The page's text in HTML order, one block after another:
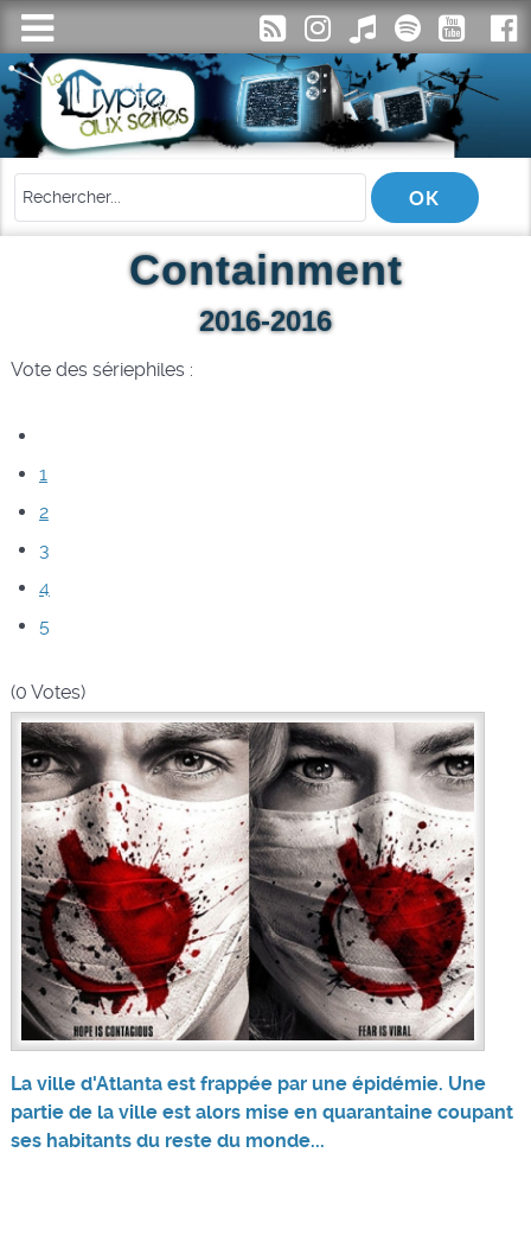
Containment
2016-2016
Vote des sériephiles :
1
2
3
4
5
(0 Votes)
La ville d'Atlanta est frappée par une épidémie. Une
partie de la ville est alors mise en quarantaine coupant
ses habitants du reste du monde...